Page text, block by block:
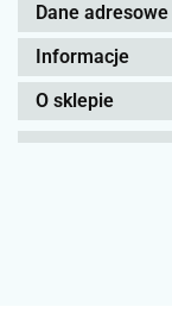
Dane adresowe
Informacje
O sklepie